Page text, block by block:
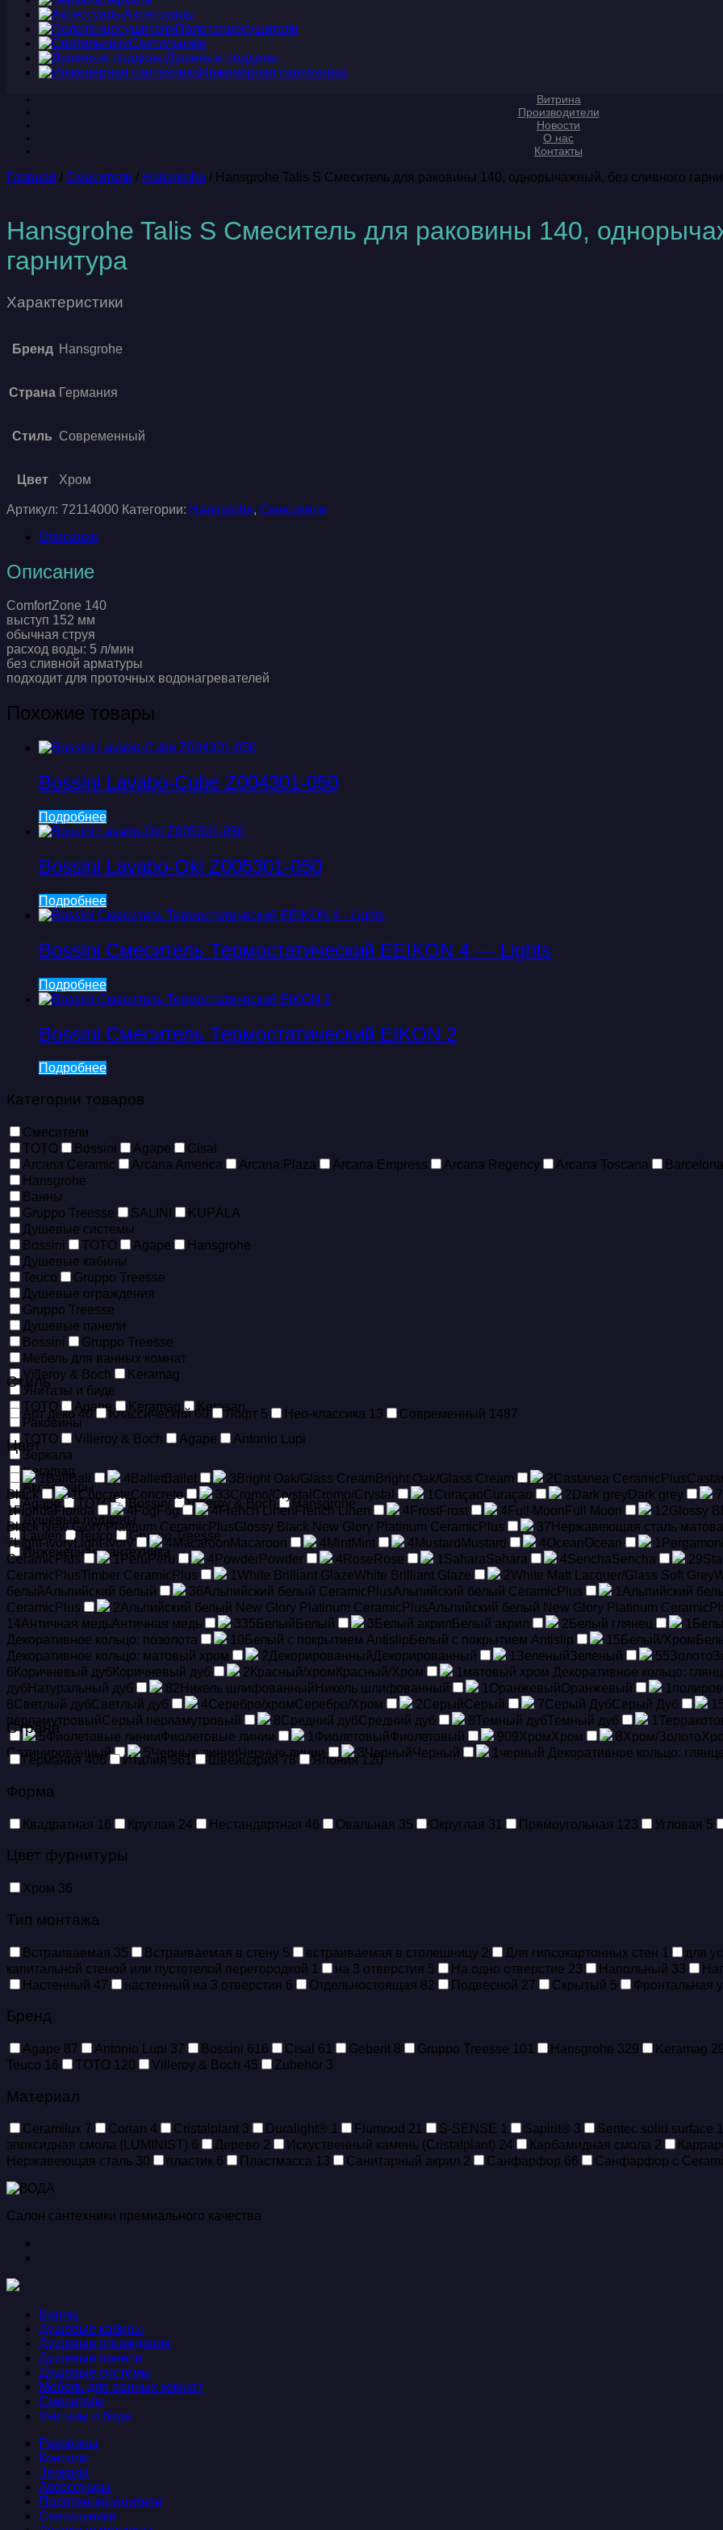
Аксессуары
Полотенцесушители
Светильники
Душевые поддоны
Инженерная сантехника
Витрина
Производители
Новости
О нас
Контакты
Главная / Смесители / Hansgrohe / Hansgrohe Talis S Смеситель для раковины 140, однорычажный, без сливного
Hansgrohe Talis S Смеситель для раковины 140,
гарнитура
Характеристики
Бренд Hansgrohe
Страна Германия
Стиль Современный
Цвет Хром
Артикул: 72114000 Категории: Hansgrohe, Смесители
Описание
Описание
ComfortZone 140
выступ 152 мм
обычная струя
расход воды: 5 л/мин
без сливной арматуры
подходит для проточных водонагревателей
Похожие товары
Bossini Lavabo-Cube Z004301-050
Подробнее
Bossini Lavabo-Oki Z005301-050
Подробнее
Bossini Смеситель Термостатический EEIKON 4 — Lights
Подробнее
Bossini Смеситель Термостатический EIKON 2
Подробнее
Категории товаров
Смесители
TOTO
Bossini Agape
Cisal
Arcana Ceramic
Arcana America Arcana Plaza Arcana Empress Arcana Regency Arcana Toscana Barcelona
Hansgrohe
Ванны
Gruppo Treesse
SALINI
KUPÁLA
Душевые системы
Bossini
TOTO Agape
Hansgrohe
Душевые кабины
Teuco
Gruppo Treesse
Душевые ограждения
Gruppo Treesse
Душевые панели
Bossini
Gruppo Treesse
Мебель для ванных комнат
Villeroy & Boch
Keramag
Унитазы и биде
TOTO
Agape Keramag
Kerasan
Раковины
TOTO
Villeroy & Boch Agape
Antonio Lupi
Зеркала
Keramag
Аксессуары
Agape
TOTO Bossini Villeroy & Boch
Hansgrohe
Душевые поддоны
Laufen
Teuco
Gruppo Treesse
Инженерная сантехника
Стиль
Арт деко40 Классический60 Лофт 5 Нео-классика 13 Современный 1487
Цвет
1BaliBali 4 BalletBallet 3 Bright Oak/Glass Cream Bright Oak/Glass Cream 2Castanea CeramicPlus
Black
1ConcreteConcrete 33Cromo/Crystal Cromo/Crystal 1 CuraçaoCuraçao 2 Dark greyDark grey 7
1FloridaFlorida 4FogFog 4French LinenFrench Linen 4 FrostFrost 4 Full Moon Full Moon 12Glossy
Black New Glory Platinum CeramicPlusGlossy Black New Glory Platinum CeramicPlus 37 Hержавеющая сталь
7Light-ivoryLight-ivory 4 Macaroon Macaroon 4 MintMint 4 Mustard Mustard 4OceanOcean 1 Pergamon
CeramicPlus
1 PeruPeru 4 PowderPowder 4 Rose Rose 1 SaharaSahara 4SenchaSencha 29
CeramicPlusTimber CeramicPlus 1 White Brilliant GlazeWhite Brilliant Glaze 2White Matt Lacquer/Glass Soft Grey
белыйАльпийский белый 36Альпийский белый CeramicPlusАльпийский белый CeramicPlus 1 Альпийский
CeramicPlus
2Альпийский белый New Glory Platinum CeramicPlusАльпийский белый New Glory Platinum
14Античная медьАнтичная медь 335 Белый Белый 3 Белый акрил Белый акрил 2 Белый глянец 1
Декоративное кольцо: позолота
10 Белый с покрытием Antislip Белый с покрытием Antislip 15 Белый/Хром
Декоративное кольцо: матовый хром
2ДекорированныйДекорированный 1 ЗеленыйЗеленый 55Золото
6 Коричневый дуб Коричневый дуб 2 Красный/хром Красный/Хром 1 матовый хром Декоративное кольцо:
дуб Натуральный дуб 82 Никель шлифованный Никель шлифованный 1 ОранжевыйОранжевый 1
8Светлый дубСветлый дуб 4Серебро/хромСеребро/Хром 2СерыйСерый 7Серый ДубСерый Дуб
перламутровыйСерый перламутровый 8Средний дубСредний дуб 8Темный дубТемный дуб 1
5Фиолетовые линииФиолетовые линии 1 ФиолетовыйФиолетовый 909ХромХром 8Хром/Золото
Сатинированный
5Черные линииЧерные линии 3ЧерныйЧерный 1 черный Декоративное кольцо:
Страна
Германия 406 Италия961 Швейцария78 Япония120
Форма
Квадратная 16 Круглая 24 Нестандартная 46 Овальная 35 Округлая 31 Прямоугольная 123 Угловая 5
Цвет фурнитуры
Хром 36
Тип монтажа
Встраиваемая 35 Встраиваемая в стену 5 встраиваемая в столешницу 2 Для гипсокартонных стен 1 для
капитальной стеной или пустотелой перегородкой 1 на 3 отверстия 5 На одно отверстие 23 Напольный 33
Настенный 47 настенный на 3 отверстия 6 Отдельностоящая 82 Подвесной 27 Скрытый 5 Фронтальная
Бренд
Agape 87 Antonio Lupi 37 Bossini 616 Cisal 61 Geberit 8 Gruppo Treesse 101 Hansgrohe 329 Keramag
Teuco 16 TOTO 120 Villeroy & Boch 45 Zubehör 3
Материал
Ceramilux 7 Corian 4 Cristalplant 3 Duralight® 1 Flumood 21 S-SENSE 1 Sapirit® 3 Sentec solid surface
эпоксидная смола (LUMINIST) 6 Дерево 2 Искуственный камень (Cristalplant) 24 Карбамидная смола 2
Нержавеющая сталь 30 пластик 6 Пластмасса 13 Санитарный акрил 2 Санфарфор 66 Санфарфор с
Салон сантехники премиального качества
Ванны
Душевые кабины
Душевые ограждения
Душевые панели
Душевые системы
Мебель для ванных комнат
Смесители
Унитазы и биде
Раковины
Консоли
Зеркала
Аксессуары
Полотенцесушители
Светильники